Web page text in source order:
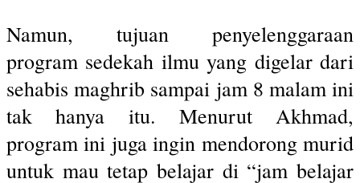
Namun, tujuan penyelenggaraan
program sedekah ilmu yang digelar dari
sehabis maghrib sampai jam 8 malam ini
tak hanya itu. Menurut Akhmad,
program ini juga ingin mendorong murid
untuk mau tetap belajar di “jam belajar